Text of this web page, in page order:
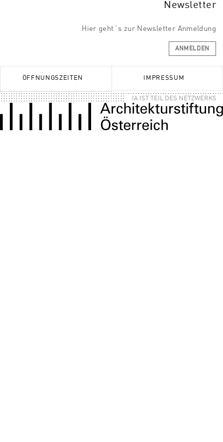
Newsletter
Hier geht´s zur Newsletter Anmeldung
ANMELDEN
ÖFFNUNGSZEITEN IMPRESSUM
IA IST TEIL DES NETZWERKS